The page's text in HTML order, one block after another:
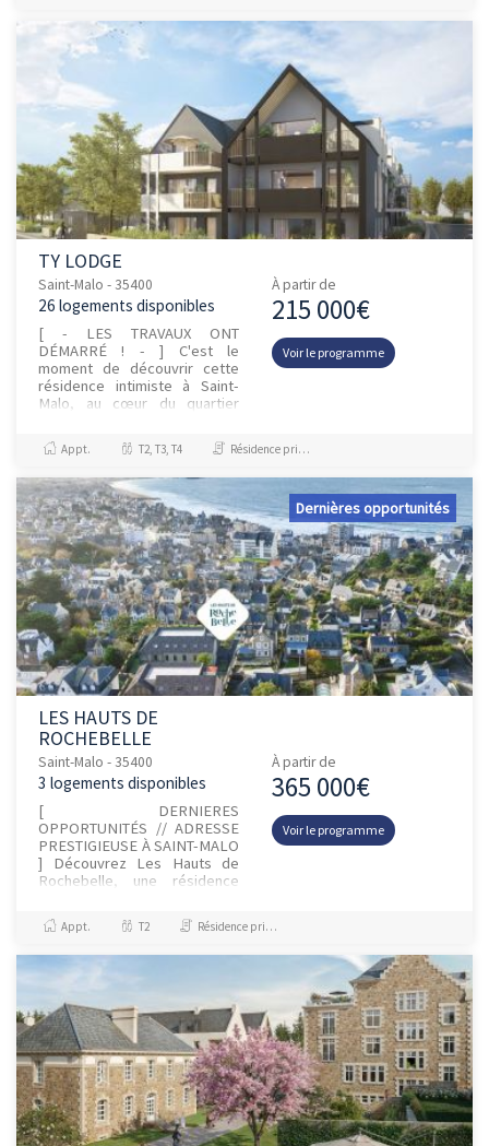
TY LODGE
Saint-Malo - 35400
26 logements disponibles
[ - LES TRAVAUX ONT
DÉMARRÉ ! - ] C'est le
moment de découvrir cette
résidence intimiste à Saint-
Malo, au cœur du quartier
Entre ville et campagne, elle
bénéficie...
À partir de
215 000€
Voir le programme
Appt. T2, T3, T4 Résidence principale / PTZ
Dernières opportunités
LES HAUTS DE
ROCHEBELLE
Saint-Malo - 35400
3 logements disponibles
[ DERNIERES
OPPORTUNITÉS // ADRESSE
PRESTIGIEUSE À SAINT-MALO
] Découvrez Les Hauts de
Rochebelle, une résidence
avenue de Lorraine à Saint-
Malo, dans le quarti...
À partir de
365 000€
Voir le programme
Appt. T2 Résidence principale / PTZ